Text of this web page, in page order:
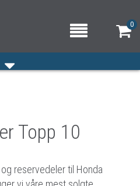
0
Topp 10
reservedeler til Honda